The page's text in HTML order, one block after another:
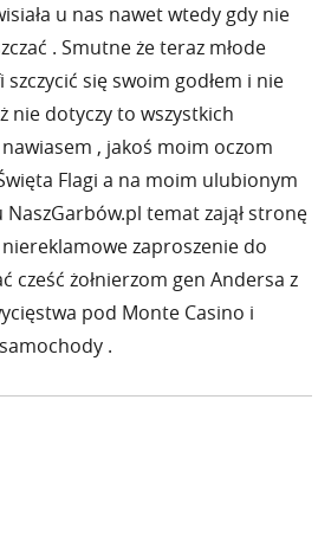
u nas nawet wtedy gdy nie
. Smutne że teraz młode
się swoim godłem i nie
nie dotyczy to wszystkich
, jakoś moim oczom
Flagi a na moim ulubionym
temat zajął stronę
zaproszenie do
cześć żołnierzom gen Andersa z
pod Monte Casino i
.